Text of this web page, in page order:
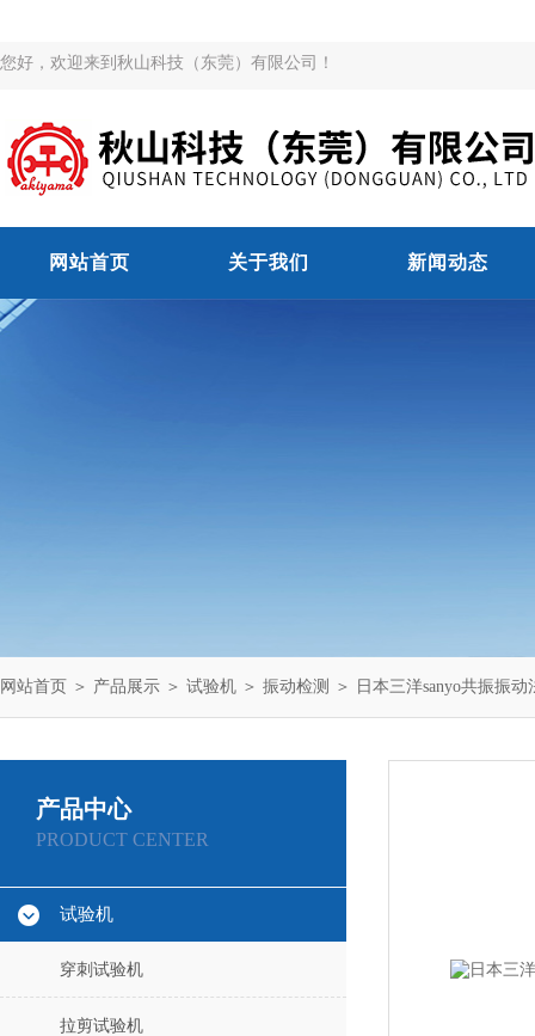
您好，欢迎来到秋山科技（东莞）有限公司！
网站首页 关于我们 新闻动态
网站首页 ＞ 产品展示 ＞ 试验机 ＞ 振动检测 ＞ 日本三洋sanyo共振振
产品中心
PRODUCT CENTER
试验机
穿刺试验机
拉剪试验机